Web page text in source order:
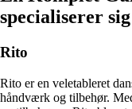
specialiserer
Rito
Rito er en veletableret
håndværk og tilbehør.